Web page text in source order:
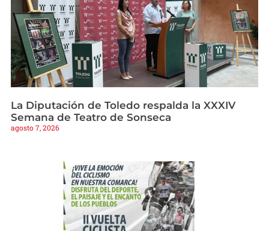
La Diputación de Toledo respalda la XXXIV
Semana de Teatro de Sonseca
agosto 7, 2026